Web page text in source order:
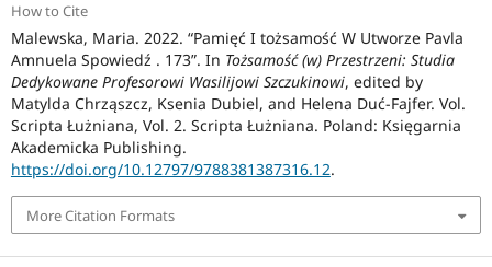
How to Cite
Malewska, Maria. 2022. “Pamięć I tożsamość W Utworze Pavla
Amnuela Spowiedź . 173”. In Tożsamość (w) Przestrzeni: Studia
Dedykowane Profesorowi Wasilijowi Szczukinowi, edited by
Matylda Chrząszcz, Ksenia Dubiel, and Helena Duć-Fajfer. Vol.
Scripta Łużniana, Vol. 2. Scripta Łużniana. Poland: Księgarnia
Akademicka Publishing.
https://doi.org/10.12797/9788381387316.12.
More Citation Formats